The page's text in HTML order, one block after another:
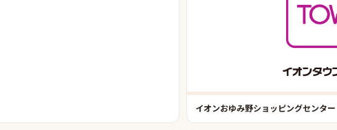
イオンおゆみ野ショッピングセンター